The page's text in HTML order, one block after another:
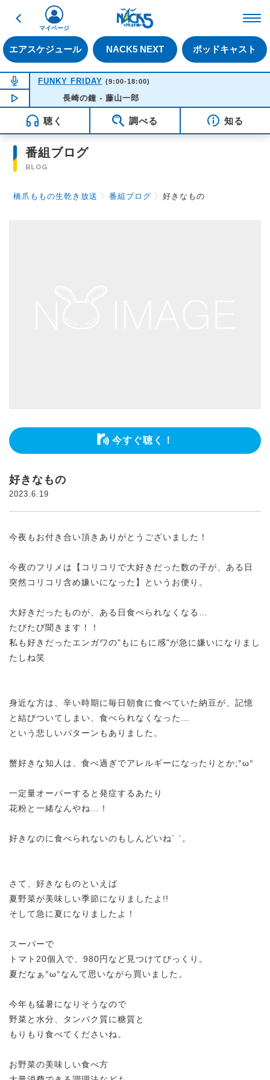
戻る
エアスケジュール NACK5 NEXT ポッドキャスト
マイページ
NOW ON AIR
FUNKY FRIDAY (9:00-18:00)
NOW PLAYING14:21
長崎の鐘 - 藤山一郎
聴く 調べる 知る
番組ブログ
BLOG
橋爪ももの生乾き放送 〉番組ブログ 〉好きなもの
今すぐ聴く！
好きなもの
2023.6.19
今夜もお付き合い頂きありがとうございました！
今夜のフリメは【コリコリで大好きだった数の子が、ある日
突然コリコリ含め嫌いになった】というお便り。
大好きだったものが、ある日食べられなくなる…
たびたび聞きます！！
私も好きだったエンガワの"もにもに感"が急に嫌いになりまし
たしね笑
身近な方は、辛い時期に毎日朝食に食べていた納豆が、記憶
と結びついてしまい、食べられなくなった…
という悲しいパターンもありました。
蟹好きな知人は、食べ過ぎでアレルギーになったりとか;°ω°
一定量オーバーすると発症するあたり
花粉と一緒なんやね…！
好きなのに食べられないのもしんどいね´ `。
さて、好きなものといえば
夏野菜が美味しい季節になりましたよ!!
そして急に夏になりましたよ！
スーパーで
トマト20個入で、980円など見つけてびっくり。
夏だなぁ°ω°なんて思いながら買いました。
今年も猛暑になりそうなので
野菜と水分、タンパク質に糖質と
もりもり食べてくださいね。
お野菜の美味しい食べ方